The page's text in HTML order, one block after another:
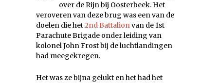
over de Rijn bij Oosterbeek. Het
veroveren van deze brug was een van de
doelen die het2nd Battalionvan de 1st
Parachute Brigade onder leiding van
kolonel John Frost bij de luchtlandingen
had meegekregen.
Het was ze bijna gelukt en het had het